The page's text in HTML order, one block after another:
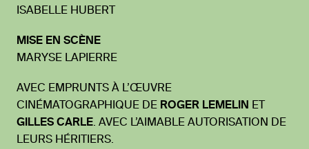
ISABELLE HUBERT
MISE EN SCÈNE
MARYSE LAPIERRE
AVEC EMPRUNTS À L’ŒUVRE
CINÉMATOGRAPHIQUE DE ROGER LEMELIN ET
GILLES CARLE. AVEC L’AIMABLE AUTORISATION DE
LEURS HÉRITIERS.